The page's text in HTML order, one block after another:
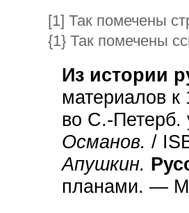
[1] Так помечены
{1} Так помечены
Из истории
материалов
во С.-Петерб.
Османов. /
Апушкин.
планами. —